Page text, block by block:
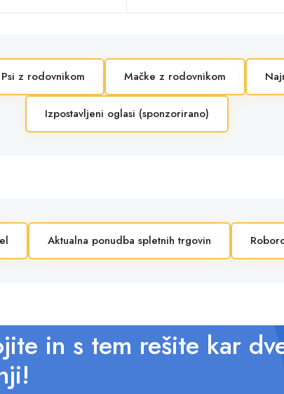
Psi z rodovnikom Mačke z rodovnikom
Izpostavljeni oglasi (sponzorirano)
Aktualna ponudba spletnih trgovin
in s tem rešite kar